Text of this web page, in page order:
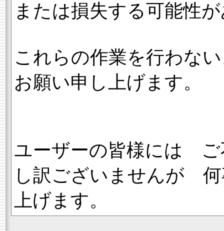
または損失する可能性
これらの作業を行わな
お願い申し上げます。
ユーザーの皆様には ご
し訳ございませんが
上げます。